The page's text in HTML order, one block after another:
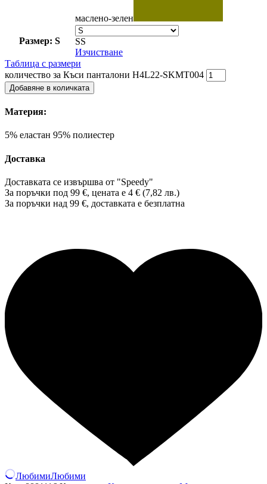
маслено-зелен
Размер: S SS
Изчистване
Таблица с размери
количество за Къси панталони H4L22-SKMT004
Добавяне в количката
Материя:
5% еластан 95% полиестер
Доставка
Доставката се извършва от "Speedy"
За поръчки под 99 €, цената е 4 € (7,82 лв.)
За поръчки над 99 €, доставката е безплатна
ЛюбимиЛюбими